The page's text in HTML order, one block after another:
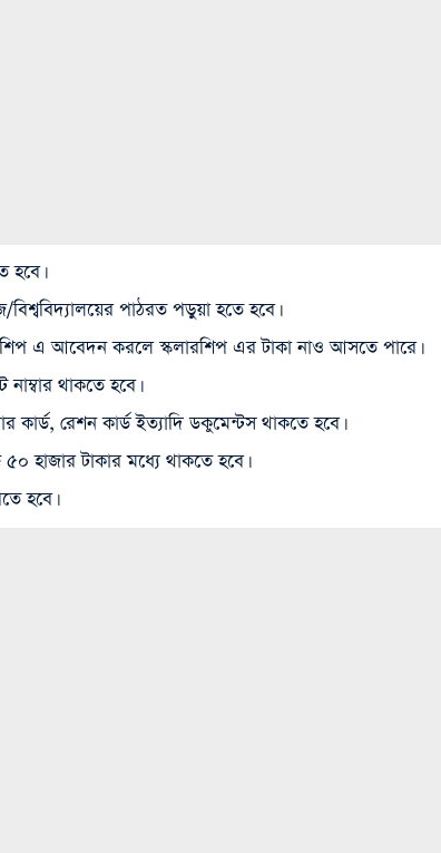
হবে।
পাঠরত পড়ুয়া হতে হবে।
এ আবেদন করলে স্কলারশিপ এর টাকা নাও আসতে পারে।
থাকতে হবে।
রেশন কার্ড ইত্যাদি ডকুমেন্টস থাকতে হবে।
হাজার টাকার মধ্যে থাকতে হবে।
হবে।